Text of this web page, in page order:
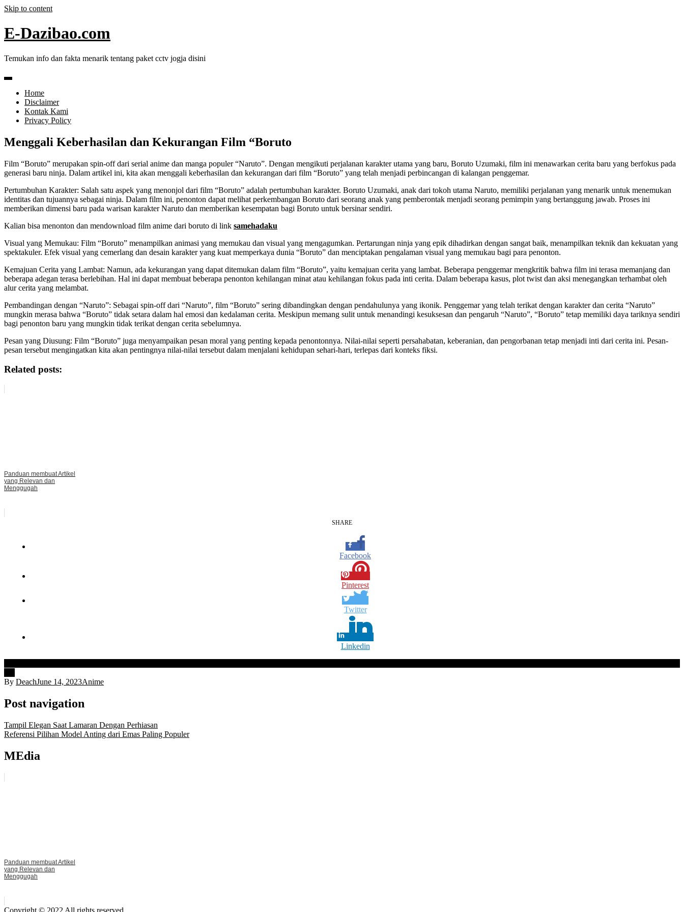
Skip to content
E-Dazibao.com
Temukan info dan fakta menarik tentang paket cctv jogja disini
Home
Disclaimer
Kontak Kami
Privacy Policy
Menggali Keberhasilan dan Kekurangan Film “Boruto
Film “Boruto” merupakan spin-off dari serial anime dan manga populer “Naruto”. Dengan mengikuti perjalanan karakter utama yang baru, Boruto Uzumaki, film ini menawarkan cerita baru yang berfokus pada
generasi baru ninja. Dalam artikel ini, kita akan menggali keberhasilan dan kekurangan dari film “Boruto” yang telah menjadi perbincangan di kalangan penggemar.
Pertumbuhan Karakter: Salah satu aspek yang menonjol dari film “Boruto” adalah pertumbuhan karakter. Boruto Uzumaki, anak dari tokoh utama Naruto, memiliki perjalanan yang menarik untuk menemukan
identitas dan tujuannya sebagai ninja. Dalam film ini, penonton dapat melihat perkembangan Boruto dari seorang anak yang pemberontak menjadi seorang pemimpin yang bertanggung jawab. Proses ini
memberikan dimensi baru pada warisan karakter Naruto dan memberikan kesempatan bagi Boruto untuk bersinar sendiri.
Kalian bisa menonton dan mendownload film anime dari boruto di link samehadaku
Visual yang Memukau: Film “Boruto” menampilkan animasi yang memukau dan visual yang mengagumkan. Pertarungan ninja yang epik dihadirkan dengan sangat baik, menampilkan teknik dan kekuatan yang
spektakuler. Efek visual yang cemerlang dan desain karakter yang kuat memperkaya dunia “Boruto” dan menciptakan pengalaman visual yang memukau bagi para penonton.
Kemajuan Cerita yang Lambat: Namun, ada kekurangan yang dapat ditemukan dalam film “Boruto”, yaitu kemajuan cerita yang lambat. Beberapa penggemar mengkritik bahwa film ini terasa memanjang dan
beberapa adegan terasa berlebihan. Hal ini dapat membuat beberapa penonton kehilangan minat atau kehilangan fokus pada inti cerita. Dalam beberapa kasus, plot twist dan aksi menegangkan terhambat oleh
alur cerita yang melambat.
Pembandingan dengan “Naruto”: Sebagai spin-off dari “Naruto”, film “Boruto” sering dibandingkan dengan pendahulunya yang ikonik. Penggemar yang telah terikat dengan karakter dan cerita “Naruto”
mungkin merasa bahwa “Boruto” tidak setara dalam hal emosi dan kedalaman cerita. Meskipun memang sulit untuk menandingi kesuksesan dan pengaruh “Naruto”, “Boruto” tetap memiliki daya tariknya sendiri
bagi penonton baru yang mungkin tidak terikat dengan cerita sebelumnya.
Pesan yang Diusung: Film “Boruto” juga menyampaikan pesan moral yang penting kepada penontonnya. Nilai-nilai seperti persahabatan, keberanian, dan pengorbanan tetap menjadi inti dari cerita ini. Pesan-
pesan tersebut mengingatkan kita akan pentingnya nilai-nilai tersebut dalam menjalani kehidupan sehari-hari, terlepas dari konteks fiksi.
Related posts:
Panduan membuat Artikel
yang Relevan dan
Menggugah
SHARE
Facebook
Pinterest
Twitter
Linkedin
By DeachJune 14, 2023Anime
Post navigation
Tampil Elegan Saat Lamaran Dengan Perhiasan
Referensi Pilihan Model Anting dari Emas Paling Populer
MEdia
Panduan membuat Artikel
yang Relevan dan
Menggugah
Copyright © 2022 All rights reserved.